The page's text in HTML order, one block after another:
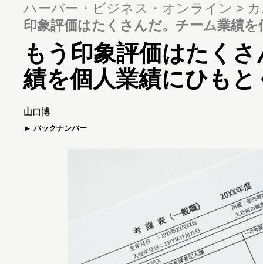
ハーバー・ビジネス・オンライン
印象評価はたくさんだ。チーム業績
もう印象評価はたく
績を個人業績にひもと
山口博
バックナンバー